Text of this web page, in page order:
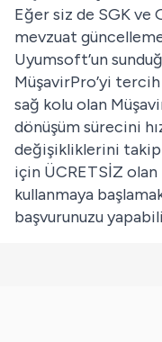
Eğer siz de SGK ve
mevzuat
Uyumsoft’un
MüşavirPro’yi
sağ kolu olan
dönüşüm sürecini
değişikliklerini
için ÜCRETSİZ olan
kullanmaya
başvurunuzu